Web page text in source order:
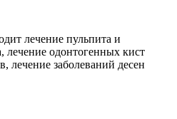
лечение пульпита и
лечение одонтогенных кист
лечение заболеваний десен